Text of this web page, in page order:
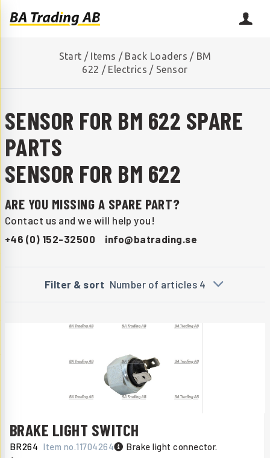
Start / Items / Back Loaders / BM
622 / Electrics / Sensor
SENSOR FOR BM 622 SPARE
PARTS
SENSOR FOR BM 622
ARE YOU MISSING A SPARE PART?
Contact us and we will help you!
+46 (0) 152-32500
info@batrading.se
Filter & sort Number of articles 4
BRAKE LIGHT SWITCH
BR264 Item no.11704264 Brake light connector.